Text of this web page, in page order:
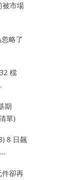
被市場
略了
檔
期
單)
8 日飆
卻再